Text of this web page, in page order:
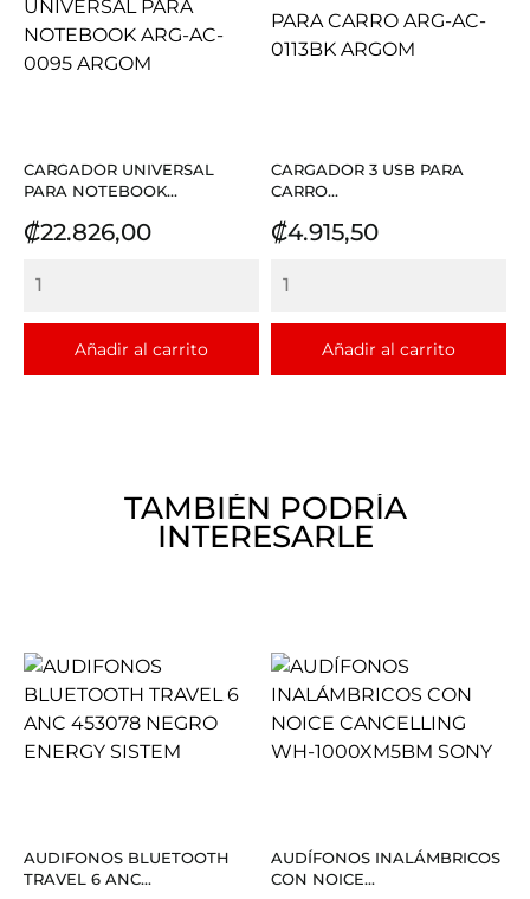
CARGADOR UNIVERSAL
PARA NOTEBOOK...
Precio
₡22.826,00
Añadir al carrito
CARGADOR 3 USB PARA
CARRO...
Precio
₡4.915,50
Añadir al carrito
TAMBIÉN PODRÍA
INTERESARLE
AUDIFONOS BLUETOOTH
TRAVEL 6 ANC...
AUDÍFONOS INALÁMBRICOS
CON NOICE...